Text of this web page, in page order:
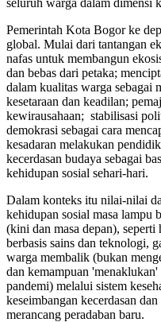
Pemerintah Kota Bogor ke
global. Mulai dari tantangan
nafas untuk membangun
dan bebas dari petaka;
dalam kualitas warga sebagai
kesetaraan dan keadilan;
kewirausahaan; stabilisasi
demokrasi sebagai cara
kesadaran melakukan
kecerdasan budaya sebagai
kehidupan sosial sehari-hari.
Dalam konteks itu nilai-nilai
kehidupan sosial masa lampu
(kini dan masa depan),
berbasis sains dan teknologi,
warga membalik (bukan
dan kemampuan
pandemi) melalui sistem
keseimbangan kecerdasan
merancang peradaban baru.